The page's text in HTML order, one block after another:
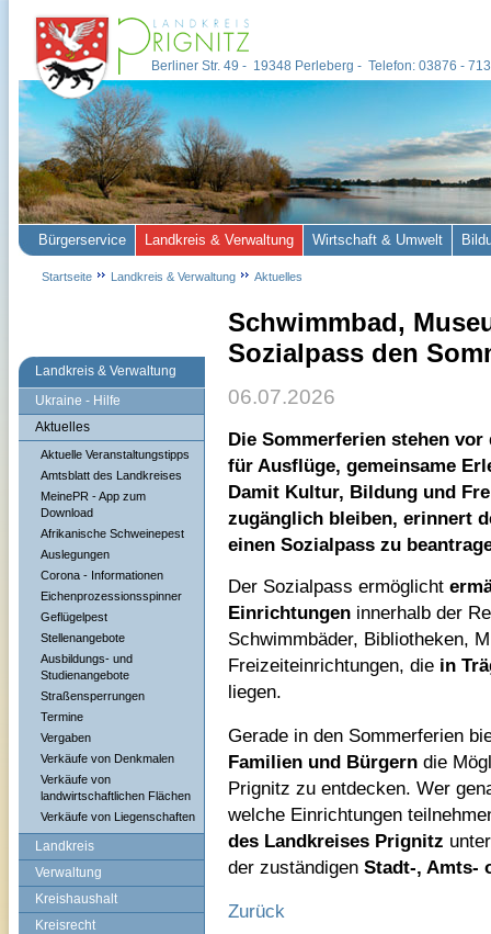
Landkreis & Verwaltung
Ukraine - Hilfe
Aktuelles
Aktuelle Veranstaltungstipps
Amtsblatt des Landkreises
MeinePR - App zum
Download
Afrikanische Schweinepest
Auslegungen
Corona - Informationen
Eichenprozessionsspinner
Geflügelpest
Stellenangebote
Ausbildungs- und
Studienangebote
Straßensperrungen
Termine
Vergaben
Verkäufe von Denkmalen
Verkäufe von
landwirtschaftlichen Flächen
Verkäufe von Liegenschaften
Landkreis
Verwaltung
Kreishaushalt
Kreisrecht
Schwimmbad,
Sozialpass den
06.07.2026
Die Sommerferien stehen
für Ausflüge, gemeinsame
Damit Kultur, Bildung und
zugänglich bleiben, erinnert
einen Sozialpass zu
Der Sozialpass ermöglicht
Einrichtungen innerhalb der
Schwimmbäder, Bibliotheken,
Freizeiteinrichtungen, die in
liegen.
Gerade in den Sommerferien
Familien und Bürgern die
Prignitz zu entdecken. Wer
welche Einrichtungen
des Landkreises Prignitz
der zuständigen Stadt-, Amts-
Zurück
Berliner Str. 49 - 19348 Perleberg - Telefon: 03876 -
Bürgerservice Landkreis & Verwaltung Wirtschaft & Umwelt
Startseite Landkreis & Verwaltung Aktuelles